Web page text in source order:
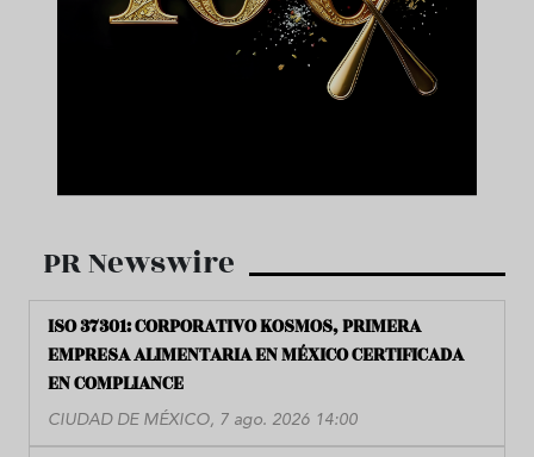
PR Newswire
ISO 37301: CORPORATIVO KOSMOS, PRIMERA
EMPRESA ALIMENTARIA EN MÉXICO CERTIFICADA
EN COMPLIANCE
CIUDAD DE MÉXICO, 7 ago. 2026 14:00